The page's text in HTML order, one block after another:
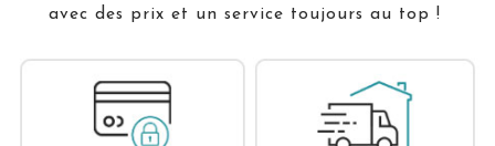
avec des prix et un service toujours au top !